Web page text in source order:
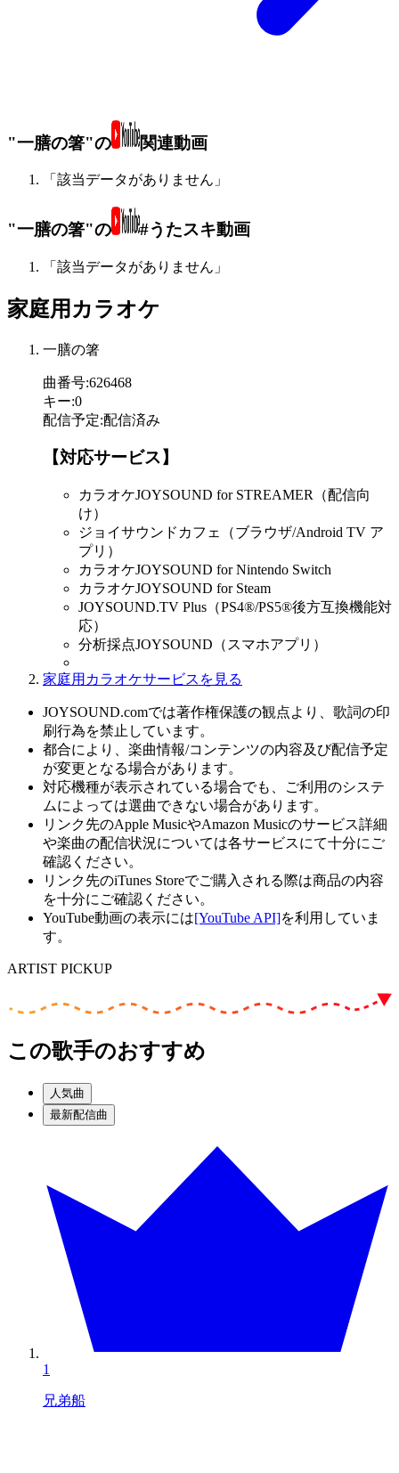
"一膳の箸"の 関連動画
「該当データがありません」
"一膳の箸"の #うたスキ動画
「該当データがありません」
家庭用カラオケ
一膳の箸
曲番号:626468
キー:0
配信予定:配信済み
【対応サービス】
カラオケJOYSOUND for STREAMER（配信向
け）
ジョイサウンドカフェ（ブラウザ/Android TV ア
プリ）
カラオケJOYSOUND for Nintendo Switch
カラオケJOYSOUND for Steam
JOYSOUND.TV Plus（PS4®/PS5®後方互換機能対
応）
分析採点JOYSOUND（スマホアプリ）
家庭用カラオケサービスを見る
JOYSOUND.comでは著作権保護の観点より、歌詞の印
刷行為を禁止しています。
都合により、楽曲情報/コンテンツの内容及び配信予定
が変更となる場合があります。
対応機種が表示されている場合でも、ご利用のシステ
ムによっては選曲できない場合があります。
リンク先のApple MusicやAmazon Musicのサービス詳細
や楽曲の配信状況については各サービスにて十分にご
確認ください。
リンク先のiTunes Storeでご購入される際は商品の内容
を十分にご確認ください。
YouTube動画の表示には[YouTube API]を利用していま
す。
ARTIST PICKUP
この歌手のおすすめ
人気曲
最新配信曲
1
兄弟船